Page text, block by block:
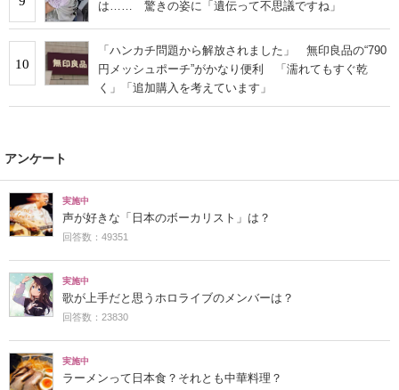
は…… 驚きの姿に「遺伝って不思議ですね」
10
「ハンカチ問題から解放されました」 無印良品の“790
円メッシュポーチ”がかなり便利 「濡れてもすぐ乾
く」「追加購入を考えています」
アンケート
実施中
声が好きな「日本のボーカリスト」は？
回答数：49351
実施中
歌が上手だと思うホロライブのメンバーは？
回答数：23830
実施中
ラーメンって日本食？それとも中華料理？